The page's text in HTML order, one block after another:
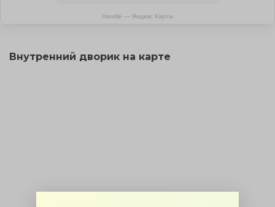
Handle — Яндекс Карты
Внутренний дворик на карте